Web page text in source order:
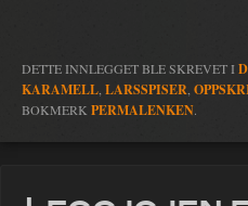
DETTE INNLEGGET BLE SKREVET I
KARAMELL, LARSSPISER,
BOKMERK PERMALENKEN.